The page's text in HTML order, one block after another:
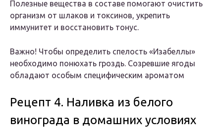
Полезные вещества в составе помогают очистить
организм от шлаков и токсинов, укрепить
иммунитет и восстановить тонус.
Важно! Чтобы определить спелость «Изабеллы»
необходимо понюхать гроздь. Созревшие ягоды
обладают особым специфическим ароматом
Рецепт 4. Наливка из белого
винограда в домашних условиях